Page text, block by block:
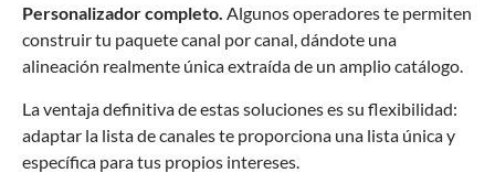
Personalizador completo. Algunos operadores te permiten
construir tu paquete canal por canal, dándote una
alineación realmente única extraída de un amplio catálogo.
La ventaja definitiva de estas soluciones es su flexibilidad:
adaptar la lista de canales te proporciona una lista única y
específica para tus propios intereses.